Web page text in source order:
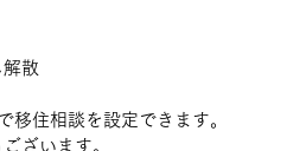
散
住相談を設定できます。
ざいます。